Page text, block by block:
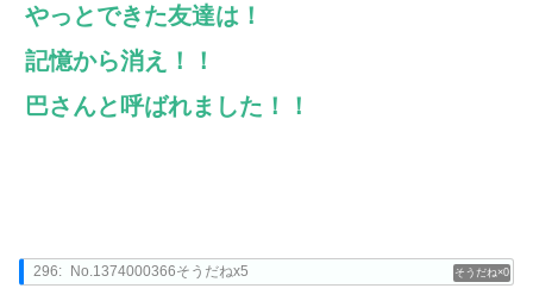
やっとできた友達は！
記憶から消え！！
巴さんと呼ばれました！！
0
296: No.1374000366そうだねx5